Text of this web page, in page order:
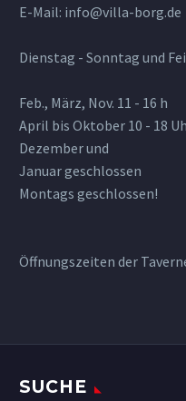
E-Mail: info@villa-borg.de
Dienstag - Sonntag und
Feb., März, Nov. 11 - 16 h
April bis Oktober 10 - 18
Dezember und
Januar geschlossen
Montags geschlossen!
Öffnungszeiten der
SUCHE